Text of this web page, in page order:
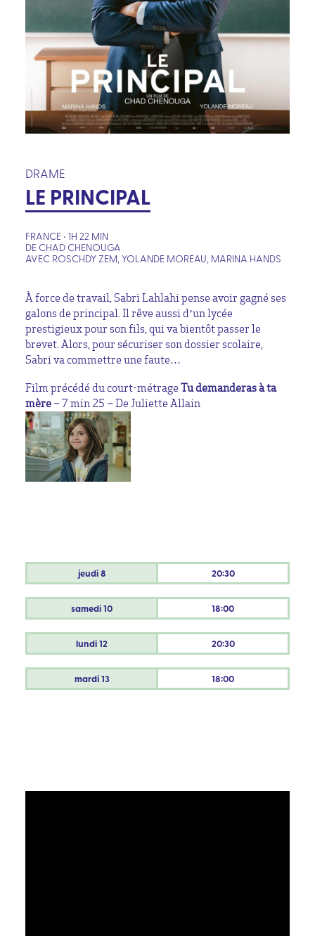
DRAME
LE PRINCIPAL
FRANCE • 1H 22 MIN
DE CHAD CHENOUGA
AVEC ROSCHDY ZEM, YOLANDE MOREAU, MARINA HANDS
À force de travail, Sabri Lahlahi pense avoir gagné ses
galons de principal. Il rêve aussi d’un lycée
prestigieux pour son fils, qui va bientôt passer le
brevet. Alors, pour sécuriser son dossier scolaire,
Sabri va commettre une faute…
Film précédé du court-métrage Tu demanderas à ta
mère – 7 min 25 – De Juliette Allain
jeudi8 20:30
samedi10 18:00
lundi12 20:30
mardi13 18:00